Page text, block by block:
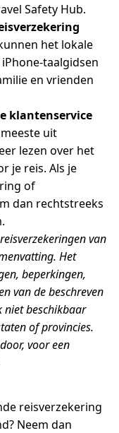
Safety Hub.
het lokale
taalgidsen
en vrienden
klantenservice
uit
lezen over het
je reis. Als je
of
dan rechtstreeks
van
Het
beperkingen,
van de beschreven
niet beschikbaar
of provincies.
voor een
reisverzekering
Neem dan